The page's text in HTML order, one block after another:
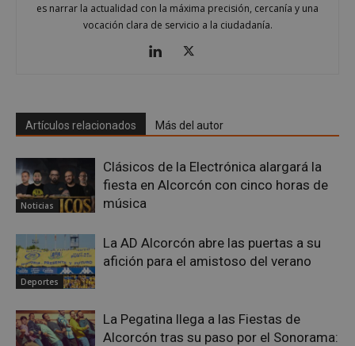
es narrar la actualidad con la máxima precisión, cercanía y una
vocación clara de servicio a la ciudadanía.
Artículos relacionados Más del autor
Noticias
Clásicos de la Electrónica alargará la
fiesta en Alcorcón con cinco horas de
música
Deportes
La AD Alcorcón abre las puertas a su
afición para el amistoso del verano
La Pegatina llega a las Fiestas de
Alcorcón tras su paso por el Sonorama:
sp_landing
Spotify Inc.
VISITOR_PRIVACY_METADATA